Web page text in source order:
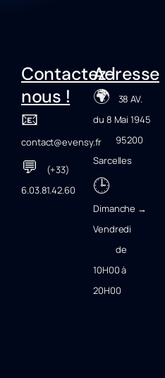
Contactez-
nous !
📧
contact@evensy.fr
💬
(+33)
6.03.81.42.60
Adresse
🌍 38 AV.
du 8 Mai 1945
95200
Sarcelles
🕒
Dimanche →
Vendredi
de
10H00 à
20H00